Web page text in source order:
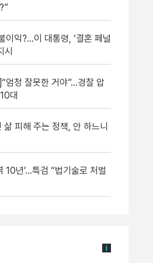
이익?…이 대통령, ‘결혼 페널
시
엄청 잘못한 거야”…경찰 압
대
삶 피해 주는 정책, 안 하느니
10년’…특검 “법기술로 처벌